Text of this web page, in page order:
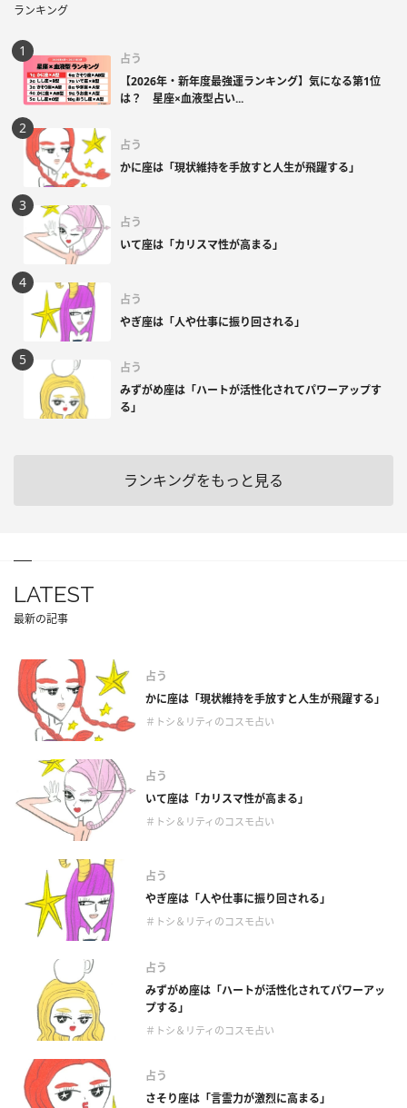
ランキング
占う
【2026年・新年度最強運ランキング】気になる第1位
は？ 星座×血液型占い...
占う
かに座は「現状維持を手放すと人生が飛躍する」
占う
いて座は「カリスマ性が高まる」
占う
やぎ座は「人や仕事に振り回される」
占う
みずがめ座は「ハートが活性化されてパワーアップす
る」
ランキングをもっと見る
LATEST
最新の記事
占う
かに座は「現状維持を手放すと人生が飛躍する」
＃トシ＆リティのコスモ占い
占う
いて座は「カリスマ性が高まる」
＃トシ＆リティのコスモ占い
占う
やぎ座は「人や仕事に振り回される」
＃トシ＆リティのコスモ占い
占う
みずがめ座は「ハートが活性化されてパワーアッ
プする」
＃トシ＆リティのコスモ占い
占う
さそり座は「言霊力が激烈に高まる」